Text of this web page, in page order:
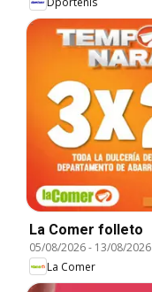
La Comer folleto
05/08/2026- 13/08/2026
La Comer